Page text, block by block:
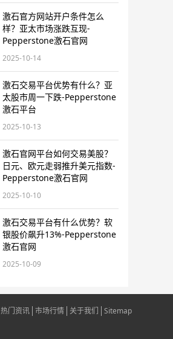
激石官方网站开户条件怎么
样？亚太市场涨跌互现-
Pepperstone激石官网
2025-10-14
激石交易平台优势有什么？亚
太股市周一下跌-Pepperstone
激石平台
2025-10-13
激石官网平台如何交易美股？
日元、欧元走弱推升美元指数-
Pepperstone激石官网
2025-10-10
激石交易平台有什么优势？软
银股价飙升13%-Pepperstone
激石官网
2025-10-09
热门资讯 市场行情 关于我们 Sitemap